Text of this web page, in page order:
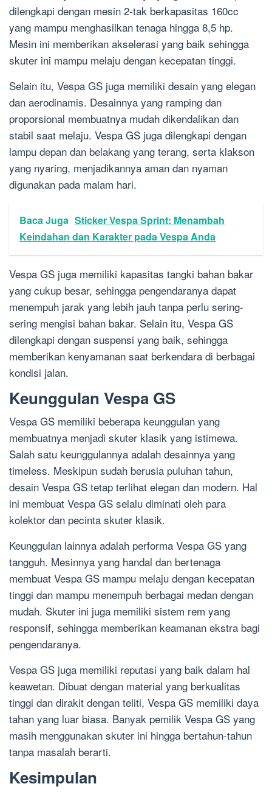
dilengkapi dengan mesin 2-tak berkapasitas 160cc
yang mampu menghasilkan tenaga hingga 8,5 hp.
Mesin ini memberikan akselerasi yang baik sehingga
skuter ini mampu melaju dengan kecepatan tinggi.
Selain itu, Vespa GS juga memiliki desain yang elegan
dan aerodinamis. Desainnya yang ramping dan
proporsional membuatnya mudah dikendalikan dan
stabil saat melaju. Vespa GS juga dilengkapi dengan
lampu depan dan belakang yang terang, serta klakson
yang nyaring, menjadikannya aman dan nyaman
digunakan pada malam hari.
Baca Juga Sticker Vespa Sprint: Menambah
Keindahan dan Karakter pada Vespa Anda
Vespa GS juga memiliki kapasitas tangki bahan bakar
yang cukup besar, sehingga pengendaranya dapat
menempuh jarak yang lebih jauh tanpa perlu sering-
sering mengisi bahan bakar. Selain itu, Vespa GS
dilengkapi dengan suspensi yang baik, sehingga
memberikan kenyamanan saat berkendara di berbagai
kondisi jalan.
Keunggulan Vespa GS
Vespa GS memiliki beberapa keunggulan yang
membuatnya menjadi skuter klasik yang istimewa.
Salah satu keunggulannya adalah desainnya yang
timeless. Meskipun sudah berusia puluhan tahun,
desain Vespa GS tetap terlihat elegan dan modern. Hal
ini membuat Vespa GS selalu diminati oleh para
kolektor dan pecinta skuter klasik.
Keunggulan lainnya adalah performa Vespa GS yang
tangguh. Mesinnya yang handal dan bertenaga
membuat Vespa GS mampu melaju dengan kecepatan
tinggi dan mampu menempuh berbagai medan dengan
mudah. Skuter ini juga memiliki sistem rem yang
responsif, sehingga memberikan keamanan ekstra bagi
pengendaranya.
Vespa GS juga memiliki reputasi yang baik dalam hal
keawetan. Dibuat dengan material yang berkualitas
tinggi dan dirakit dengan teliti, Vespa GS memiliki daya
tahan yang luar biasa. Banyak pemilik Vespa GS yang
masih menggunakan skuter ini hingga bertahun-tahun
tanpa masalah berarti.
Kesimpulan